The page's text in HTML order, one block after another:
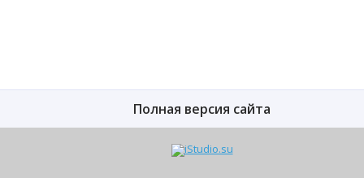
Полная версия сайта